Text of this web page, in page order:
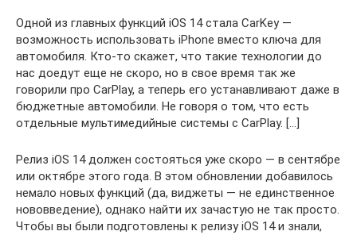
Одной из главных функций iOS 14 стала CarKey —
возможность использовать iPhone вместо ключа для
автомобиля. Кто-то скажет, что такие технологии до
нас доедут еще не скоро, но в свое время так же
говорили про CarPlay, а теперь его устанавливают даже в
бюджетные автомобили. Не говоря о том, что есть
отдельные мультимедийные системы с CarPlay. […]
Релиз iOS 14 должен состояться уже скоро — в сентябре
или октябре этого года. В этом обновлении добавилось
немало новых функций (да, виджеты — не единственное
нововведение), однако найти их зачастую не так просто.
Чтобы вы были подготовлены к релизу iOS 14 и знали,